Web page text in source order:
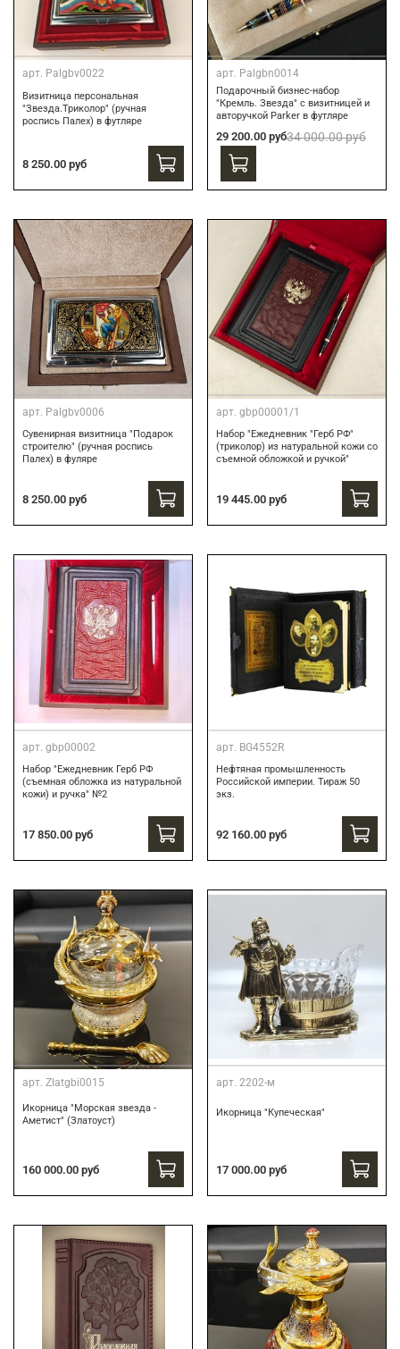
арт. Palgbv0022
Визитница персональная
"Звезда.Триколор" (ручная
роспись Палех) в футляре
8 250.00 руб
арт. Palgbn0014
Подарочный бизнес-набор
"Кремль. Звезда" с визитницей и
авторучкой Parker в футляре
29 200.00 руб34 000.00 руб
арт. Palgbv0006
Сувенирная визитница "Подарок
строителю" (ручная роспись
Палех) в фуляре
8 250.00 руб
арт. gbp00001/1
Набор "Ежедневник "Герб РФ"
(триколор) из натуральной кожи со
съемной обложкой и ручкой"
19 445.00 руб
арт. gbp00002
Набор "Ежедневник Герб РФ
(съемная обложка из натуральной
кожи) и ручка" №2
17 850.00 руб
арт. BG4552R
Нефтяная промышленность
Российской империи. Тираж 50
экз.
92 160.00 руб
арт. Zlatgbi0015
Икорница "Морская звезда -
Аметист" (Златоуст)
160 000.00 руб
арт. 2202-м
Икорница "Купеческая"
17 000.00 руб